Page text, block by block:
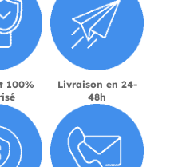
100%
Livraison en 24-
48h